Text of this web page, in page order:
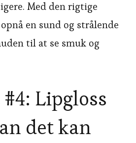
Med den rigtige
en sund og strålende
til at se smuk og
Lipgloss
det kan